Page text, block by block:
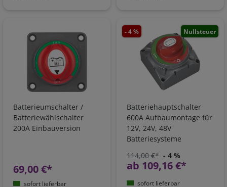
Batterieumschalter /
Batteriewählschalter
200A Einbauversion
69,00 €*
sofort lieferbar
- 4 % Nullsteuer
Batteriehauptschalter
600A Aufbaumontage für
12V, 24V, 48V
Batteriesysteme
114,00 €* - 4 %
ab 109,16 €*
sofort lieferbar